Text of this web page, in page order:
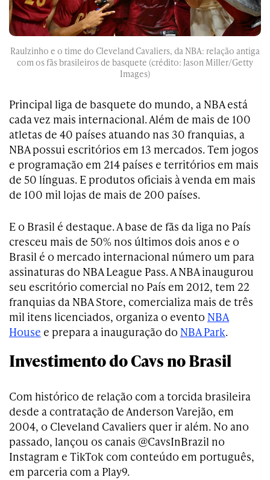
Raulzinho e o time do Cleveland Cavaliers, da NBA: relação antiga
com os fãs brasileiros de basquete (crédito: Jason Miller/Getty
Images)
Principal liga de basquete do mundo, a NBA está
cada vez mais internacional. Além de mais de 100
atletas de 40 países atuando nas 30 franquias, a
NBA possui escritórios em 13 mercados. Tem jogos
e programação em 214 países e territórios em mais
de 50 línguas. E produtos oficiais à venda em mais
de 100 mil lojas de mais de 200 países.
E o Brasil é destaque. A base de fãs da liga no País
cresceu mais de 50% nos últimos dois anos e o
Brasil é o mercado internacional número um para
assinaturas do NBA League Pass. A NBA inaugurou
seu escritório comercial no País em 2012, tem 22
franquias da NBA Store, comercializa mais de três
mil itens licenciados, organiza o evento NBA
House e prepara a inauguração do NBA Park.
Investimento do Cavs no Brasil
Com histórico de relação com a torcida brasileira
desde a contratação de Anderson Varejão, em
2004, o Cleveland Cavaliers quer ir além. No ano
passado, lançou os canais @CavsInBrazil no
Instagram e TikTok com conteúdo em português,
em parceria com a Play9.